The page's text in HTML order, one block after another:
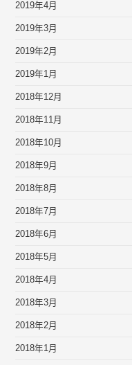
2019年4月
2019年3月
2019年2月
2019年1月
2018年12月
2018年11月
2018年10月
2018年9月
2018年8月
2018年7月
2018年6月
2018年5月
2018年4月
2018年3月
2018年2月
2018年1月